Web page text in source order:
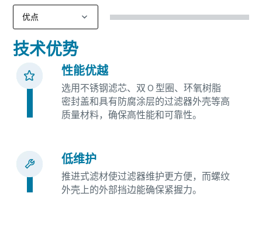
技术优势
性能优越
选用不锈钢滤芯、双 O 型圈、环氧树脂
密封盖和具有防腐涂层的过滤器外壳等高
质量材料，确保高性能和可靠性。
低维护
推进式滤材使过滤器维护更方便，而螺纹
外壳上的外部挡边能确保紧握力。